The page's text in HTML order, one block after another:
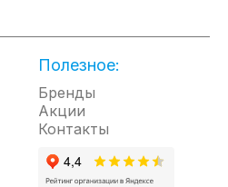
Полезное:
Бренды
Акции
Контакты